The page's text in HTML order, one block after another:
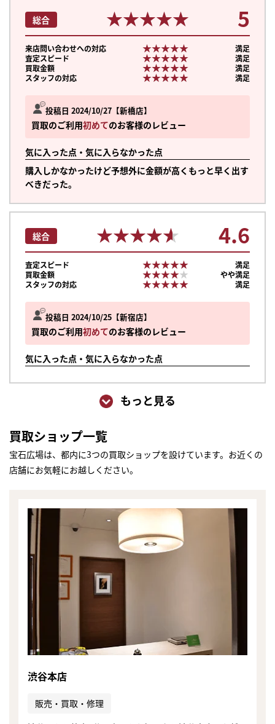
投稿日 2024/10/27 新橋店
買取のご利用初めてのお客様のレビュー
気に入った点・気に入らなかった点
購入しかなかったけど予想外に金額が高くもっと早く出す
べきだった。
総合 ★★★★★
★★★★★ 5
来店問い合わせへの対応 ★★★★★
★★★★★
満足
査定スピード
★★★★★
★★★★★
満足
買取金額
★★★★★
★★★★★
満足
スタッフの対応
★★★★★
★★★★★ 満足
投稿日 2024/10/25 新宿店
買取のご利用初めてのお客様のレビュー
気に入った点・気に入らなかった点
総合 ★★★★★
★★★★★ 4.6
査定スピード ★★★★★
★★★★★
満足
買取金額
★★★★★
★★★★★
やや満足
スタッフの対応
★★★★★
★★★★★ 満足
もっと見る
買取ショップ一覧
宝石広場は、都内に3つの買取ショップを設けています。お近くの
店舗にお気軽にお越しください。
渋谷本店
販売・買取・修理